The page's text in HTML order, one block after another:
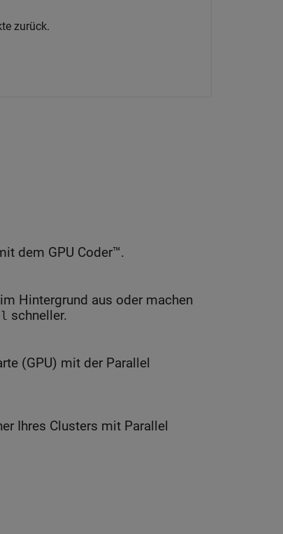
zurück.
dem GPU Coder™.
Hintergrund aus oder machen
schneller.
(GPU) mit der Parallel
Ihres Clusters mit Parallel